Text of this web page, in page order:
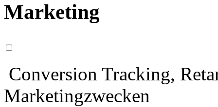
Marketing
Conversion Tracking,
Marketingzwecken